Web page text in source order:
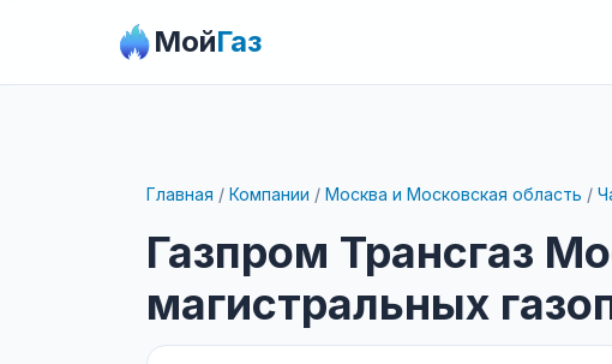
МойГаз
Главная / Компании / Москва и Московская область /
Газпром Трансгаз
магистральных